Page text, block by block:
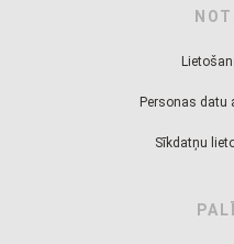
Personas datu
Sīkdatņu